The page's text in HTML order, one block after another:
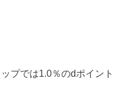
プでは1.0％のdポイント